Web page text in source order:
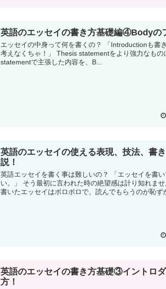
英語のエッセイの書き方基礎編④Bodyの
エッセイの中身って何を書くの？ 「Introductionも書
考えなくちゃ！」 Thesis statementをより強力なも
statementで主張した内容を、B...
英語のエッセイの使える表現、技法、書
説！
英語エッセイを書く事は難しいの？ 「エッセイを書
い。」 そう最初に言われた時の絶望感は計り知れま
書いたエッセイはボロボロで、読んでもらうのが恥ず
英語のエッセイの書き方基礎③イントロ
方！